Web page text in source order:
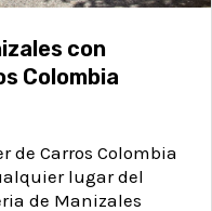
con
Colombia
de Carros Colombia
lugar del
de Manizales